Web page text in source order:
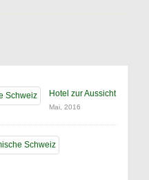
Hotel zur Aussicht
Mai, 2016